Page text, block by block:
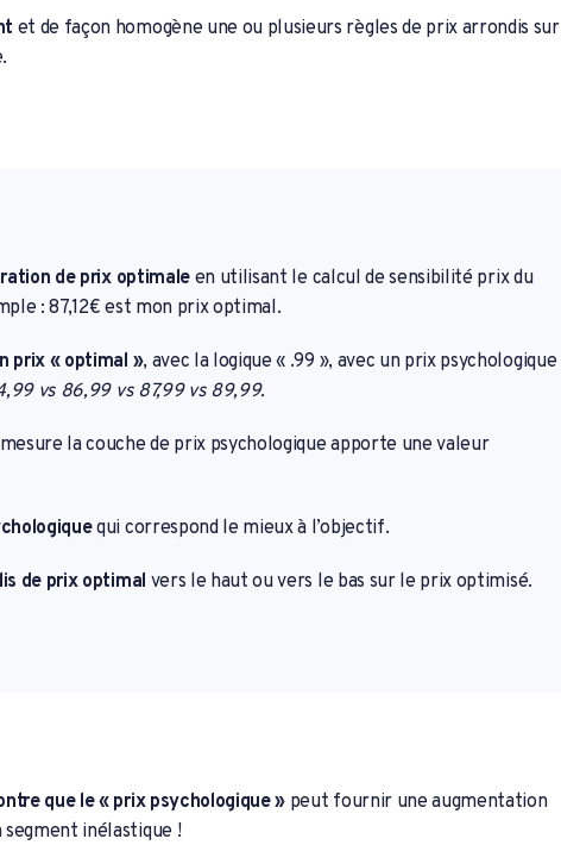
et de façon homogène une ou plusieurs règles de prix arrondis sur
de prix optimaleen utilisant le calcul de sensibilité prix du
: 87,12€ est mon prix optimal.
prix « optimal », avec la logique « .99 », avec un prix psychologique
vs 86,99 vs 87,99 vs 89,99.
la couche de prix psychologique apporte une valeur
qui correspond le mieux à l’objectif.
de prix optimal vers le haut ou vers le bas sur le prix optimisé.
que le « prix psychologique » peut fournir une augmentation
segment inélastique !